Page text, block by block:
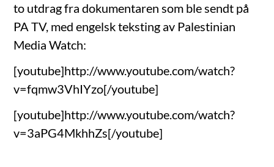
to utdrag fra dokumentaren som ble sendt på
PA TV, med engelsk teksting av Palestinian
Media Watch:
[youtube]http://www.youtube.com/watch?
v=fqmw3VhIYzo[/youtube]
[youtube]http://www.youtube.com/watch?
v=3aPG4MkhhZs[/youtube]